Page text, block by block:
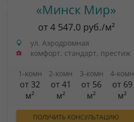
«Минск Мир»
от 4 547.0 руб./м²
ул. Аэродромная
комфорт, стандарт, престиж
1-комн
от 32
м²
2-комн
от 41
м²
3-комн
от 56
м²
4-комн
от 69
м²
ПОЛУЧИТЬ КОНСУЛЬТАЦИЮ